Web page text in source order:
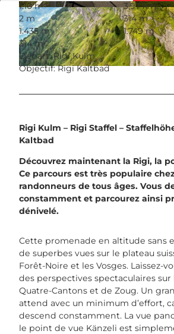
© RIGI BAHNEN AG
© Nicole Schafer, Switzerland Tourism |
CC-BY-ND
© Nicole
1:10 h
3,97 km
2 m
314 m
1.435 m
1.749 m
314 m
Départ: Rigi Kulm
Objectif: Rigi Kaltbad
Rigi Kulm – Rigi Staffel –
Kaltbad
Découvrez maintenant la Rigi, la
Ce parcours est très populaire
randonneurs de tous âges. Vous
constamment et parcourez ainsi
dénivelé.
Cette promenade en altitude sans
de superbes vues sur le plateau
Forêt-Noire et les Vosges. Laissez-
des perspectives spectaculaires sur
Quatre-Cantons et de Zoug. Un
attend avec un minimum d’effort,
descend constamment. La vue
le point de vue Känzeli est